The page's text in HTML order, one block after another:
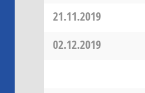
21.11.2019
02.12.2019